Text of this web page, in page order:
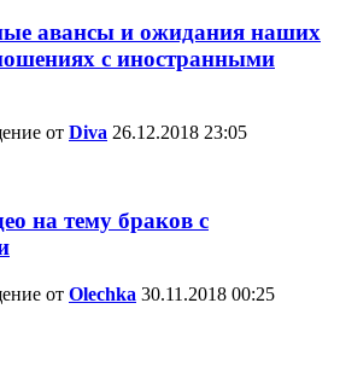
авансы и ожидания наших
с иностранными
от Diva 26.12.2018 23:05
на тему браков с
от Olechka 30.11.2018 00:25